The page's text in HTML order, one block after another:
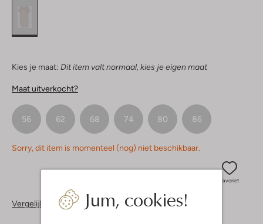
Jum, cookies!
Kies je maat: Dit item valt normaal, kies je eigen maat
Maat uitverkocht?
56 62 68 74 80 86
Sorry, dit item is momenteel (nog) niet beschikbaar.
Favoriet
Vergelijkbare items